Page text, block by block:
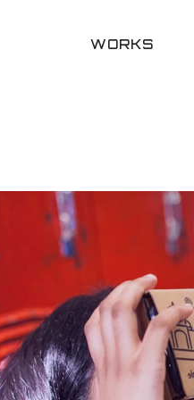
WORKS